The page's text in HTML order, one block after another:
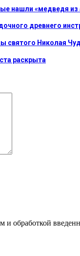
нашли «медведя из
древнего
святого Николая
раскрыта
и обработкой